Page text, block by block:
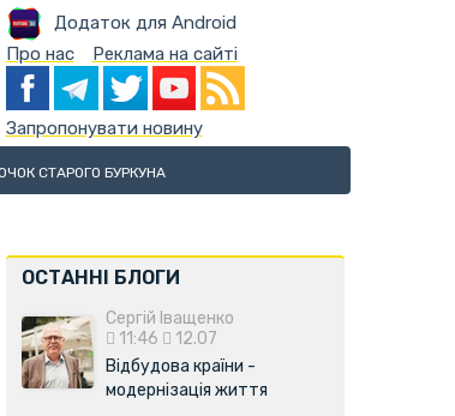
Додаток для Android
Про нас Реклама на сайті
Запропонувати новину
СТАРОГО БУРКУНА
ОСТАННІ БЛОГИ
Сергій Іващенко
11:46
12.07
Відбудова країни -
модернізація життя